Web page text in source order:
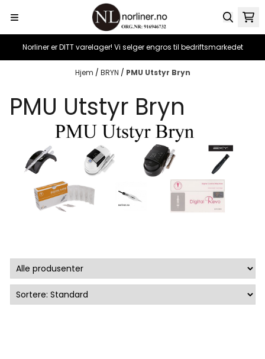
Hopp til innhold
Norliner er DITT varelager! Vi selger engros til bedriftsmarkedet
Hjem / BRYN / PMU Utstyr Bryn
PMU Utstyr Bryn